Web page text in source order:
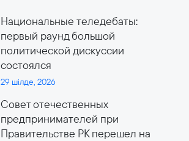
Национальные теледебаты:
первый раунд большой
политической дискуссии
состоялся
29 шілде, 2026
Совет отечественных
предпринимателей при
Правительстве РК перешел на